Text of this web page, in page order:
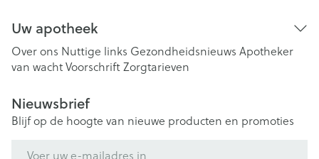
Uw apotheek
Over ons Nuttige links Gezondheidsnieuws Apotheker
van wachtVoorschriftZorgtarieven
Nieuwsbrief
Blijf op de hoogte van nieuwe producten en promoties